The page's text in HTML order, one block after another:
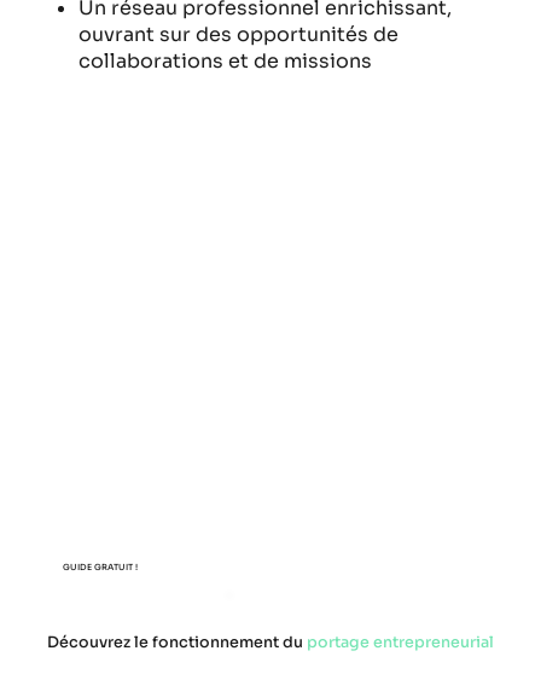
Un réseau professionnel enrichissant,
ouvrant sur des opportunités de
collaborations et de missions
GUIDE GRATUIT !
Découvrez le fonctionnement du portage entrepreneurial